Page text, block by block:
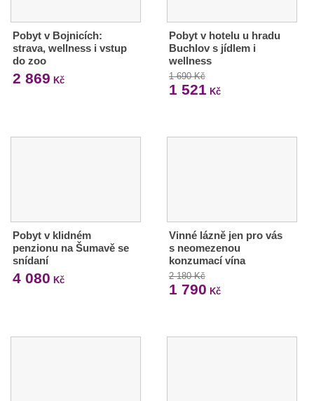
Pobyt v Bojnicích:
strava, wellness i vstup
do zoo
2 869 Kč
Pobyt v hotelu u hradu
Buchlov s jídlem i
wellness
1 690 Kč
1 521 Kč
Pobyt v klidném
penzionu na Šumavě se
snídaní
4 080 Kč
Vinné lázně jen pro vás
s neomezenou
konzumací vína
2 180 Kč
1 790 Kč